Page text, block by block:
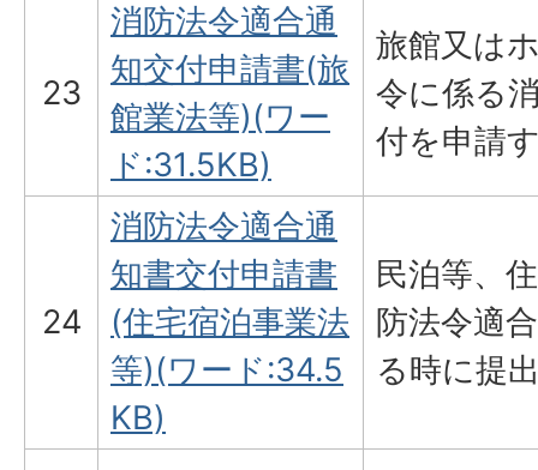
23
消防法令適合通
知交付申請書(旅
館業法等)(ワー
ド:31.5KB)
旅館又は
令に係る
付を申請
24
消防法令適合通
知書交付申請書
(住宅宿泊事業法
等)(ワード:34.5
KB)
民泊等、
防法令適
る時に提